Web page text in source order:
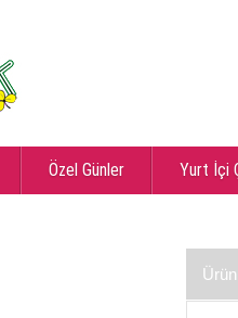
Özel Günler Yurt İçi